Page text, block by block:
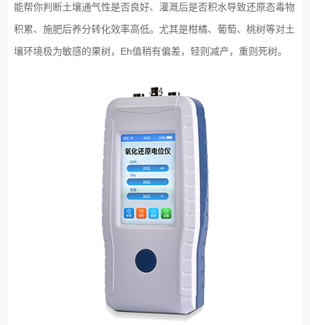
能帮你判断土壤通气性是否良好、灌溉后是否积水导致还原态毒物
积累、施肥后养分转化效率高低。尤其是柑橘、葡萄、桃树等对土
壤环境极为敏感的果树，Eh值稍有偏差，轻则减产，重则死树。